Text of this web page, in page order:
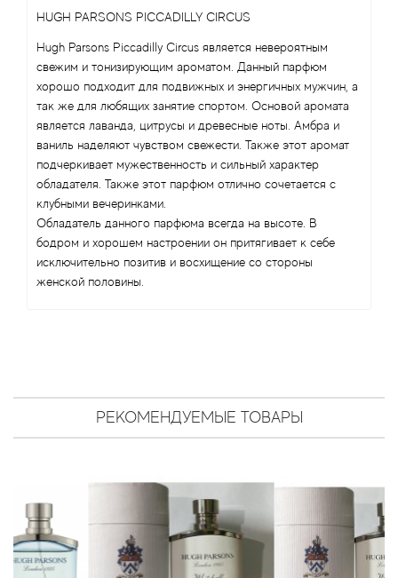
HUGH PARSONS PICCADILLY CIRCUS
Hugh Parsons Piccadilly Circus является невероятным
свежим и тонизирующим ароматом. Данный парфюм
хорошо подходит для подвижных и энергичных мужчин, а
так же для любящих занятие спортом. Основой аромата
является лаванда, цитрусы и древесные ноты. Амбра и
ваниль наделяют чувством свежести. Также этот аромат
подчеркивает мужественность и сильный характер
обладателя. Также этот парфюм отлично сочетается с
клубными вечеринками.
Обладатель данного парфюма всегда на высоте. В
бодром и хорошем настроении он притягивает к себе
исключительно позитив и восхищение со стороны
женской половины.
РЕКОМЕНДУЕМЫЕ ТОВАРЫ
Antonia's Flowers
Antonio Banderas
Antonio Puig
Antonio Visconti
Aquolina
Arabesque Perfumes
Arrogance